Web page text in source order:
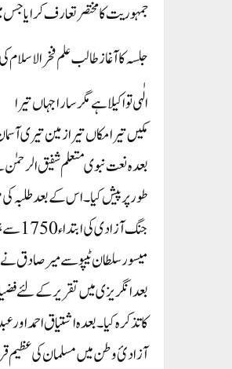
جمہوریت کا مختصر تعارف کرایا جس
جلسہ کا آغاز طالب علم فخر
الٰہی تو اکیلا ہے مگر سارا جہاں تیرا
مکیں تیرا مکاں تیرا زمین تیری
بعدہ نعت نبوی متعلم شفیق
طور پر پیش کیا۔ اس کے بعد طلبہ
بعد انگریزی میں تقریر کے لئے
کا تذکرہ کیا۔بعدہ اشتیاق احمد